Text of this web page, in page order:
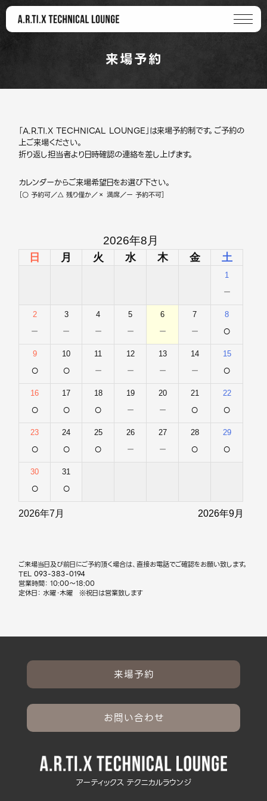
来場予約
「A.R.TI.X TECHNICAL LOUNGE」は来場予約制です。ご予約の
上ご来場ください。
折り返し担当者より日時確認の連絡を差し上げます。
カレンダーからご来場希望日をお選び下さい。
［○ 予約可／△ 残り僅か／× 満席／ー 予約不可］
2026年8月
日 月 火 水 木 金 土
1
－
2
－
3
－
4
－
5
－
6
－
7
－
8
○
9
○
10
○
11
－
12
－
13
－
14
－
15
○
16
○
17
○
18
○
19
－
20
－
21
○
22
○
23
○
24
○
25
○
26
－
27
－
28
○
29
○
30
○
31
○
2026年7月 2026年9月
ご来場当日及び前日にご予約頂く場合は、直接お電話でご確認をお願い致します。
TEL093-383-0194
営業時間： 10:00～18:00
定休日： 水曜・木曜 ※祝日は営業致します
来場予約
お問い合わせ
アーティックス テクニカルラウンジ